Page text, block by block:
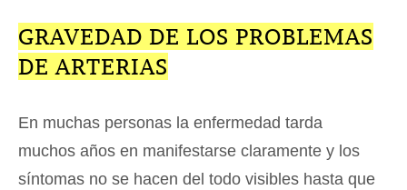
GRAVEDAD DE LOS PROBLEMAS
DE ARTERIAS
En muchas personas la enfermedad tarda
muchos años en manifestarse claramente y los
síntomas no se hacen del todo visibles hasta que